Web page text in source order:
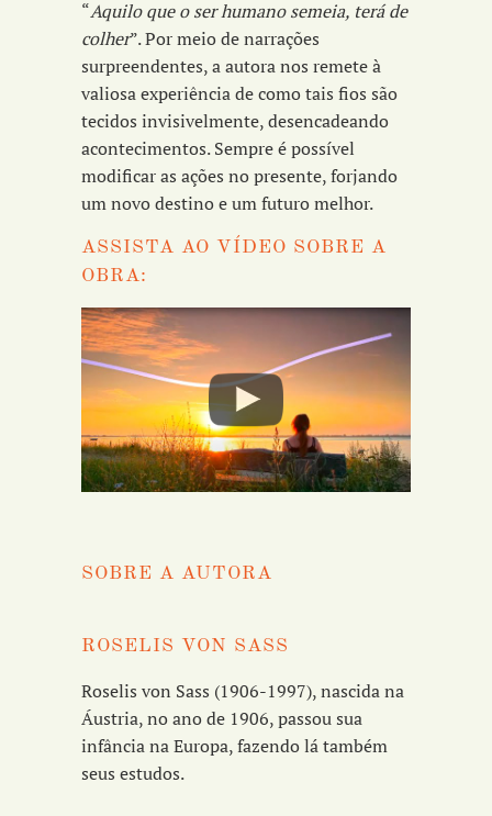
“Aquilo que o ser humano semeia, terá de
colher”. Por meio de narrações
surpreendentes, a autora nos remete à
valiosa experiência de como tais fios são
tecidos invisivelmente, desencadeando
acontecimentos. Sempre é possível
modificar as ações no presente, forjando
um novo destino e um futuro melhor.
ASSISTA AO VÍDEO SOBRE A
OBRA:
SOBRE A AUTORA
ROSELIS VON SASS
Roselis von Sass (1906-1997), nascida na
Áustria, no ano de 1906, passou sua
infância na Europa, fazendo lá também
seus estudos.